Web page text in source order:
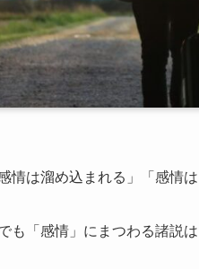
情は溜め込まれる」「感情
も「感情」にまつわる諸説